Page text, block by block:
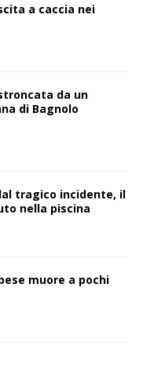
a caccia nei
da un
di Bagnolo
tragico incidente, il
nella piscina
muore a pochi